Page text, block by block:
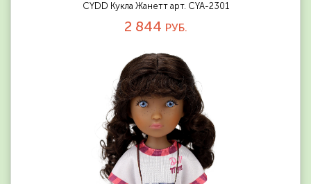
CYDD Кукла Жанетт арт. CYA-2301
2 844 РУБ.